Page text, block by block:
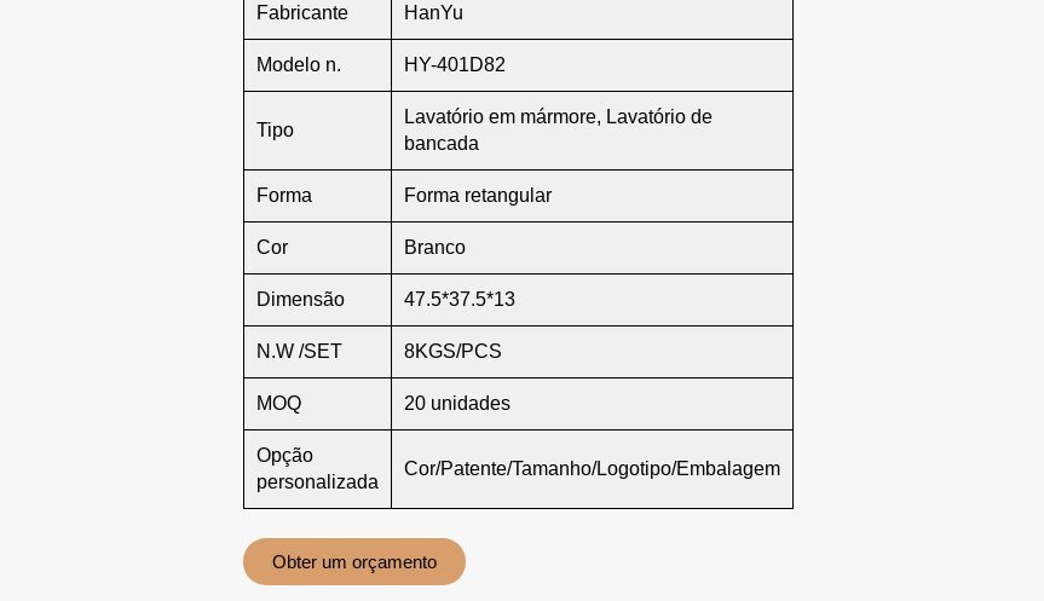
Fabricante HanYu
Modelo n. HY-401D82
Tipo
Lavatório em mármore, Lavatório de
bancada
Forma Forma retangular
Cor Branco
Dimensão 47.5*37.5*13
N.W /SET 8KGS/PCS
MOQ 20 unidades
Opção
personalizada
Cor/Patente/Tamanho/Logotipo/Embalagem
Obter um orçamento